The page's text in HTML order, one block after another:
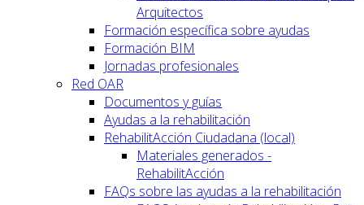
Arquitectos
Formación específica sobre ayudas
Formación BIM
Jornadas profesionales
Red OAR
Documentos y guías
Ayudas a la rehabilitación
RehabilitAcción Ciudadana (local)
Materiales generados -
RehabilitAcción
FAQs sobre las ayudas a la rehabilitación